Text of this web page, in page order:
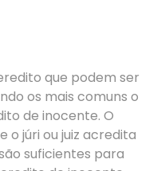
que podem ser
os mais comuns o
de inocente. O
o júri ou juiz acredita
suficientes para